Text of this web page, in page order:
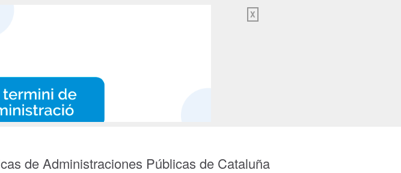
X
de Administraciones Públicas de Cataluña